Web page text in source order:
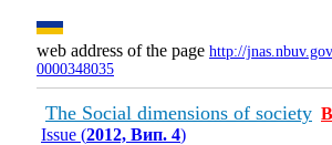
web address of the page http://
0000348035
The Social dimensions of society В
Issue (2012, Вип. 4)